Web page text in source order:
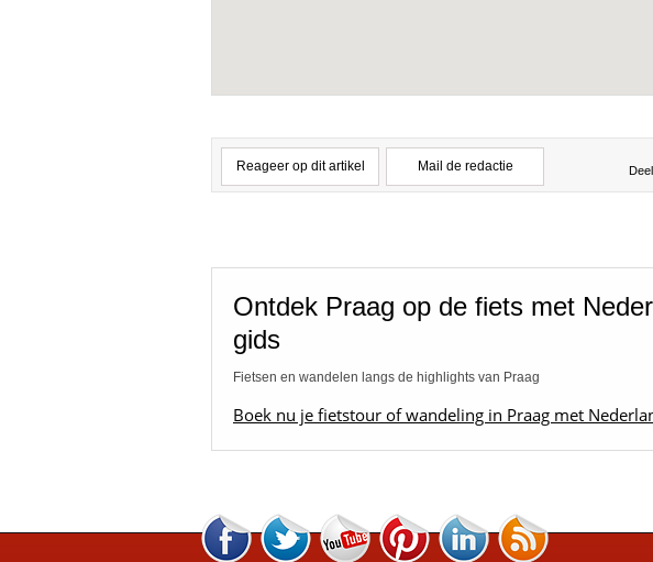
Reageer op dit artikel Mail de redactie
Ontdek Praag op de fiets met
gids
Fietsen en wandelen langs de highlights van Praag
Boek nu je fietstour of wandeling in Praag met